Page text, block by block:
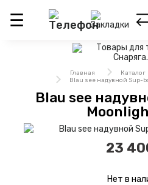
Главная Каталог
Blau see надувной Sup-
Blau see
23
Нет в